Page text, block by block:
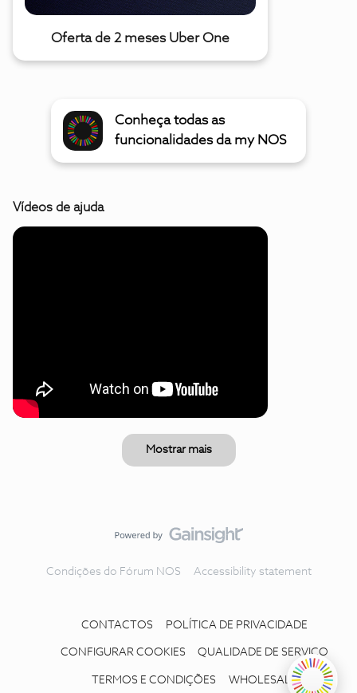
Oferta de 2 meses Uber One
Conheça todas as
funcionalidades da my NOS
Vídeos de ajuda
Mostrar mais
Condições do Fórum NOS Accessibility statement
CONTACTOS POLÍTICA DE PRIVACIDADE
CONFIGURAR COOKIES QUALIDADE DE SERVIÇO
TERMOS E CONDIÇÕES WHOLESALE